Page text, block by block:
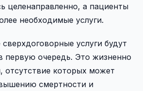
целенаправленно, а пациенты
необходимые услуги.
услуги будут
первую очередь. Это жизненно
отсутствие которых может
смертности и